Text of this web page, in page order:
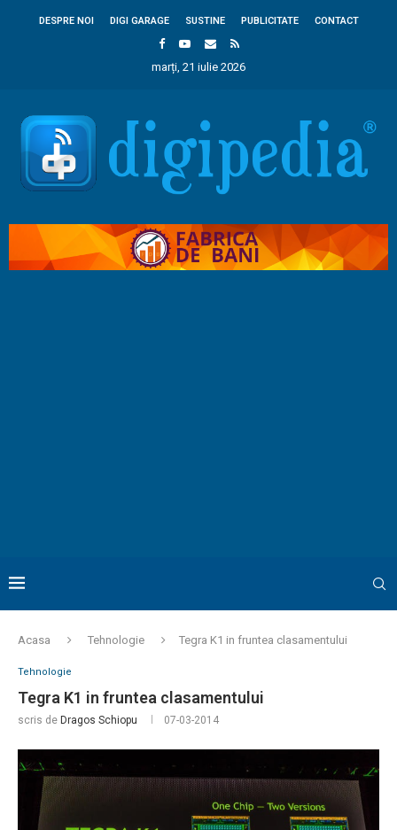
DESPRE NOI DIGI GARAGE SUSTINE PUBLICITATE CONTACT
marți, 21 iulie 2026
Acasa Tehnologie Tegra K1 in fruntea clasamentului
Tehnologie
Tegra K1 in fruntea clasamentului
scris de Dragos Schiopu 07-03-2014